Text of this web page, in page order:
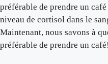
préférable de prendre un
niveau de cortisol dans le
Maintenant, nous savons à
préférable de prendre un café!